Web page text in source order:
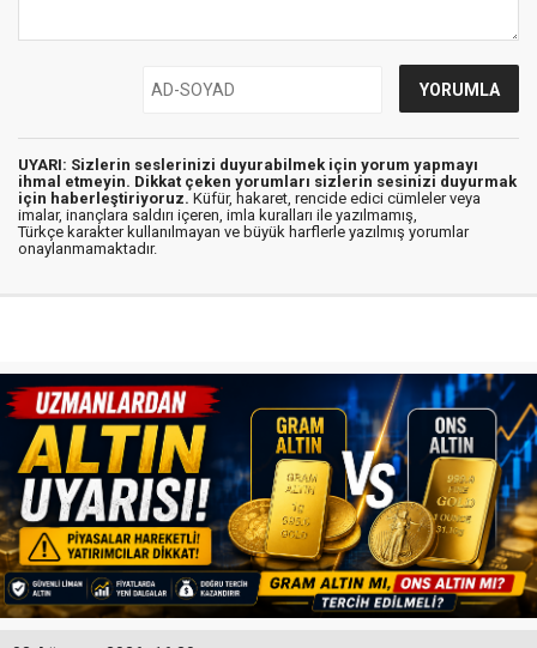
UYARI: Sizlerin seslerinizi duyurabilmek için yorum yapmayı
ihmal etmeyin. Dikkat çeken yorumları sizlerin sesinizi duyurmak
için haberleştiriyoruz. Küfür, hakaret, rencide edici cümleler veya
imalar, inançlara saldırı içeren, imla kuralları ile yazılmamış,
Türkçe karakter kullanılmayan ve büyük harflerle yazılmış yorumlar
onaylanmamaktadır.